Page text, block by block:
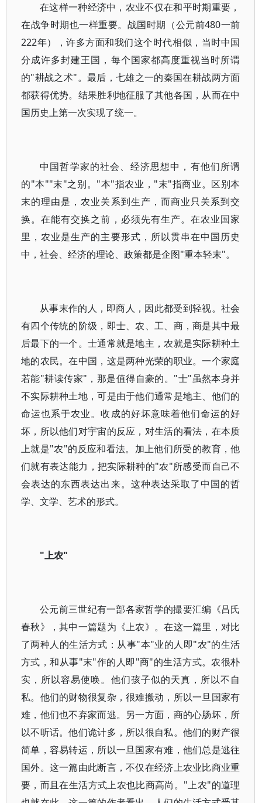
在这样一种经济中，农业不仅在和平时期重要，
在战争时期也一样重要。战国时期（公元前480一前
222年），许多方面和我们这个时代相似，当时中国
分成许多封建王国，每个国家都高度重视当时所谓
的"耕战之术"。最后，七雄之一的秦国在耕战两方面
都获得优势。结果胜利地征服了其他各国，从而在中
国历史上第一次实现了统一。
中国哲学家的社会、经济思想中，有他们所谓
的"本""末"之别。"本"指农业，"末"指商业。区别本
末的理由是，农业关系到生产，而商业只关系到交
换。在能有交换之前，必须先有生产。在农业国家
里，农业是生产的主要形式，所以贯串在中国历史
中，社会、经济的理论、政策都是企图"重本轻末"。
从事末作的人，即商人，因此都受到轻视。社会
有四个传统的阶级，即士、农、工、商，商是其中最
后最下的一个。士通常就是地主，农就是实际耕种土
地的农民。在中国，这是两种光荣的职业。一个家庭
若能"耕读传家"，那是值得自豪的。"士"虽然本身并
不实际耕种土地，可是由于他们通常是地主、他们的
命运也系于农业。收成的好坏意味着他们命运的好
坏，所以他们对宇宙的反应，对生活的看法，在本质
上就是"农"的反应和看法。加上他们所受的教育，他
们就有表达能力，把实际耕种的"农"所感受而自己不
会表达的东西表达出来。这种表达采取了中国的哲
学、文学、艺术的形式。
"上农"
公元前三世纪有一部各家哲学的撮要汇编《吕氏
春秋》，其中一篇题为《上农》。在这一篇里，对比
了两种人的生活方式：从事"本"业的人即"农"的生活
方式，和从事"末"作的人即"商"的生活方式。农很朴
实，所以容易使唤。他们孩子似的天真，所以不自
私。他们的财物很复杂，很难搬动，所以一旦国家有
难，他们也不弃家而逃。另一方面，商的心肠坏，所
以不听话。他们诡计多，所以很自私。他们的财产很
简单，容易转运，所以一旦国家有难，他们总是逃往
国外。这一篇由此断言，不仅在经济上农业比商业重
要，而且在生活方式上农也比商高尚。"上农"的道理